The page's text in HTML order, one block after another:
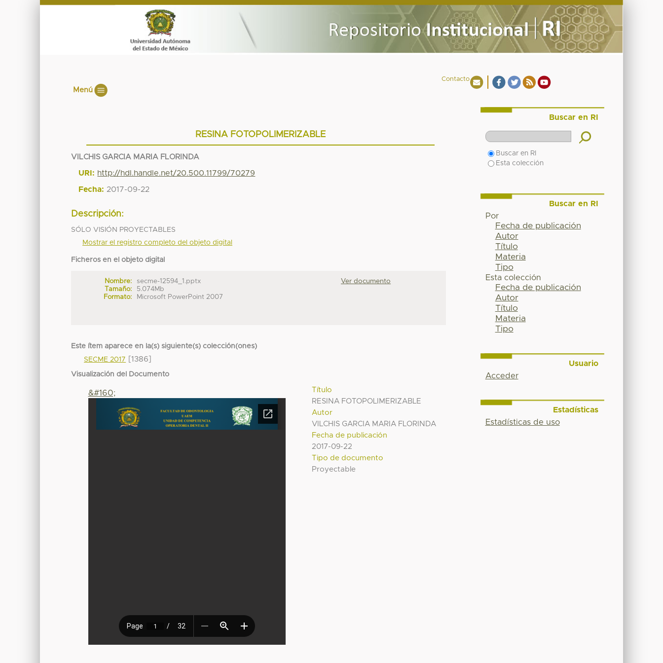
Contacto
Menú
RESINA FOTOPOLIMERIZABLE
VILCHIS GARCIA MARIA FLORINDA
URI: http://hdl.handle.net/20.500.11799/70279
Fecha: 2017-09-22
Descripción:
SÓLO VISIÓN PROYECTABLES
Mostrar el registro completo del objeto digital
Ficheros en el objeto digital
Nombre:
secme-12594_1.pptx
Tamaño:
5.074Mb
Formato:
Microsoft PowerPoint 2007
Ver documento
Este ítem aparece en la(s) siguiente(s) colección(ones)
SECME 2017
[1386]
Visualización del Documento
Título
RESINA FOTOPOLIMERIZABLE
Autor
VILCHIS GARCIA MARIA FLORINDA
Fecha de publicación
2017-09-22
Tipo de documento
Proyectable
&#160;
Buscar en RI
Buscar en RI
Esta colección
Buscar en RI
Por
Fecha de publicación
Autor
Título
Materia
Tipo
Esta colección
Fecha de publicación
Autor
Título
Materia
Tipo
Usuario
Acceder
Estadísticas
Estadísticas de uso